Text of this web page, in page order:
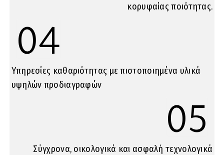
κορυφαίας ποιότητας.
04
Υπηρεσίες καθαριότητας με πιστοποιημένα υλικά
υψηλών προδιαγραφών
05
Σύγχρονα, οικολογικά και ασφαλή τεχνολογικά